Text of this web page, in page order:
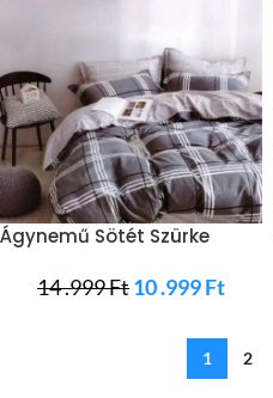
Ágynemű Sötét Szürke
14 .999Ft10 .999Ft
1 2